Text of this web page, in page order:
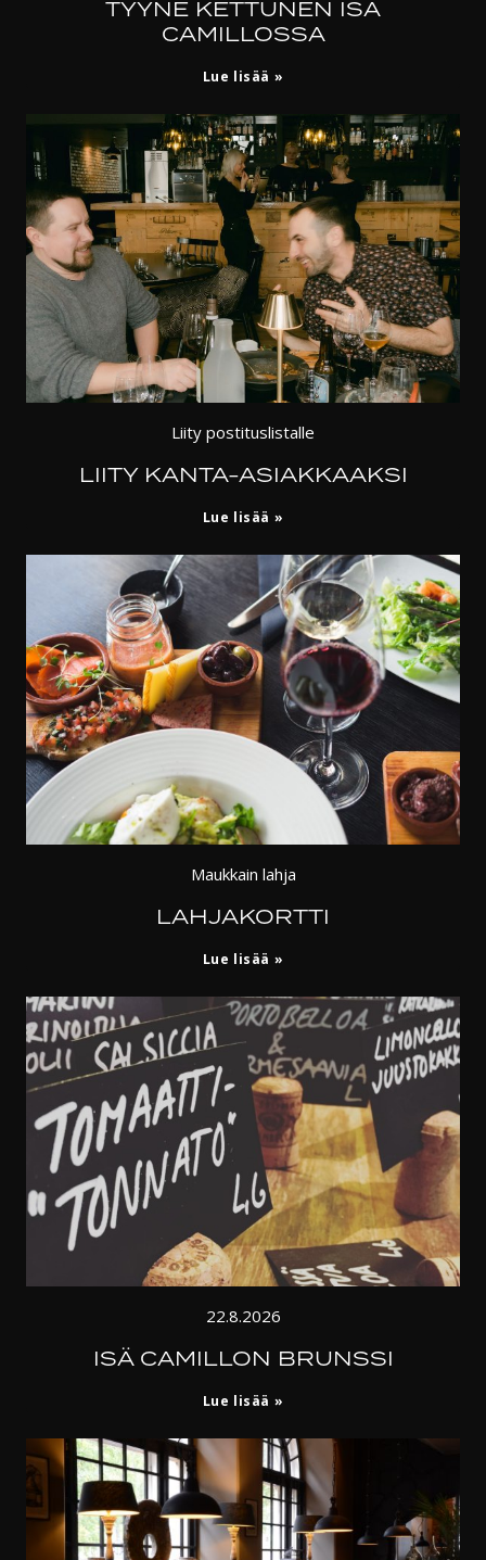
TYYNE KETTUNEN ISÄ
CAMILLOSSA
Lue lisää Tyyne
Isä
Camillossa
Liity postituslistalle
LIITY KANTA-ASIAKKAAKSI
Lue lisää Liity
asiakkaaksi
Maukkain lahja
LAHJAKORTTI
Lue lisää Lahjakortti
22.8.2026
ISÄ CAMILLON BRUNSSI
Lue lisää Isä
brunssi